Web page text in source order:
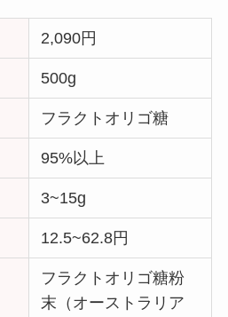
2,090円
500g
フラクトオリゴ糖
95%以上
3~15g
12.5~62.8円
フラクトオリゴ糖粉
末（オーストラリア